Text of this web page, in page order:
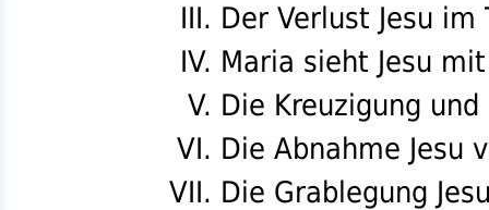
Der Verlust Jesu im
Maria sieht Jesu
Die Kreuzigung und
Die Abnahme Jesu
Die Grablegung